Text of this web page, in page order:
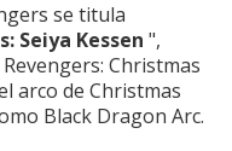
se titula
Seiya Kessen ",
Christmas
arco de Christmas
Black Dragon Arc.